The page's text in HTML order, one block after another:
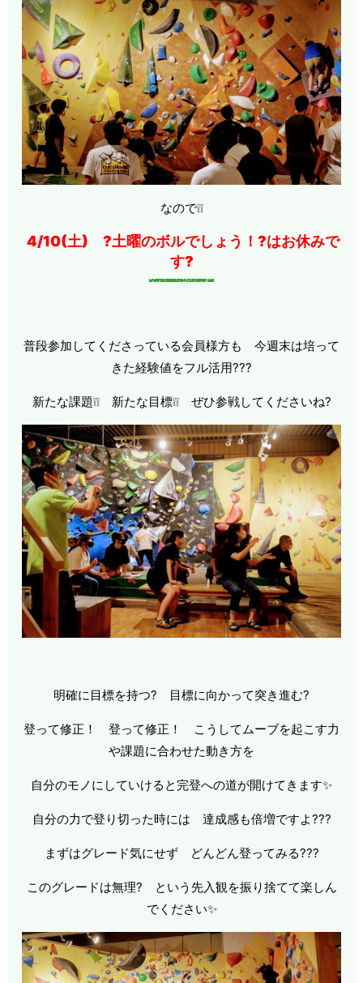
なので❕❕
4/10(土) ?土曜のボルでしょう！?はお休みで
す?
普段参加してくださっている会員様方も 今週末は培って
きた経験値をフル活用???
新たな課題❕❕ 新たな目標❕❕ ぜひ参戦してくださいね?
明確に目標を持つ? 目標に向かって突き進む?
登って修正！ 登って修正！ こうしてムーブを起こす力
や課題に合わせた動き方を
自分のモノにしていけると完登への道が開けてきます✨
自分の力で登り切った時には 達成感も倍増ですよ???
まずはグレード気にせず どんどん登ってみる???
このグレードは無理? という先入観を振り捨てて楽しん
でください✨